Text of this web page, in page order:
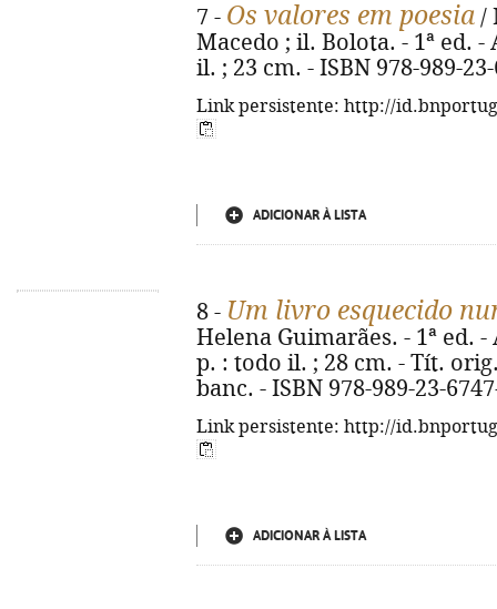
7 - Os valores em poesia /
Macedo ; il. Bolota. - 1ª ed. -
il. ; 23 cm. - ISBN 978-989-
Link persistente: http://
ADICIONAR À LISTA
8 - Um livro esquecido
Helena Guimarães. - 1ª ed.
p. : todo il. ; 28 cm. - Tít.
banc. - ISBN 978-989-23-
Link persistente: http://
ADICIONAR À LISTA